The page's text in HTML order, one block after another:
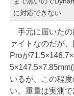
に対応できない
手元に届いたの
ァイトなのだが
Proが
いるが、この程
い。重量は実測で